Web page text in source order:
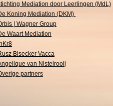
Mediation door Leerlingen (MdL)
Koning Mediation (DKM)
| Wagner Group
Waart Mediation
Bisecker Vacca
van Nistelrooij
partners